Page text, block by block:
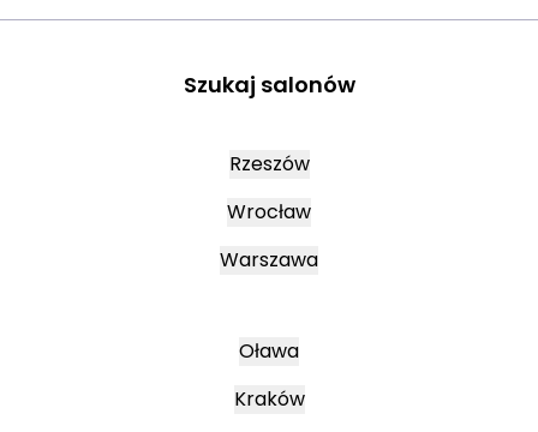
Szukaj salonów
Rzeszów
Wrocław
Warszawa
Oława
Kraków